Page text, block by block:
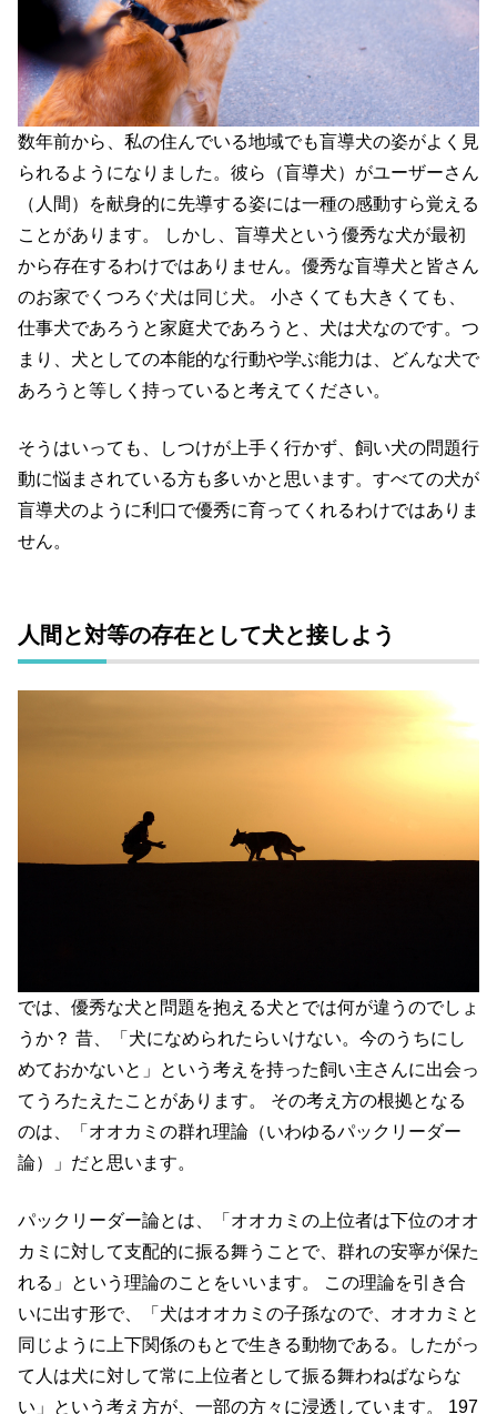
数年前から、私の住んでいる地域でも盲導犬の姿がよく見
られるようになりました。彼ら（盲導犬）がユーザーさん
（人間）を献身的に先導する姿には一種の感動すら覚える
ことがあります。 しかし、盲導犬という優秀な犬が最初
から存在するわけではありません。優秀な盲導犬と皆さん
のお家でくつろぐ犬は同じ犬。 小さくても大きくても、
仕事犬であろうと家庭犬であろうと、犬は犬なのです。つ
まり、犬としての本能的な行動や学ぶ能力は、どんな犬で
あろうと等しく持っていると考えてください。
そうはいっても、しつけが上手く行かず、飼い犬の問題行
動に悩まされている方も多いかと思います。すべての犬が
盲導犬のように利口で優秀に育ってくれるわけではありま
せん。
人間と対等の存在として犬と接しよう
では、優秀な犬と問題を抱える犬とでは何が違うのでしょ
うか？ 昔、「犬になめられたらいけない。今のうちにし
めておかないと」という考えを持った飼い主さんに出会っ
てうろたえたことがあります。 その考え方の根拠となる
のは、「オオカミの群れ理論（いわゆるパックリーダー
論）」だと思います。
パックリーダー論とは、「オオカミの上位者は下位のオオ
カミに対して支配的に振る舞うことで、群れの安寧が保た
れる」という理論のことをいいます。 この理論を引き合
いに出す形で、「犬はオオカミの子孫なので、オオカミと
同じように上下関係のもとで生きる動物である。したがっ
て人は犬に対して常に上位者として振る舞わねばならな
い」という考え方が、一部の方々に浸透しています。 197